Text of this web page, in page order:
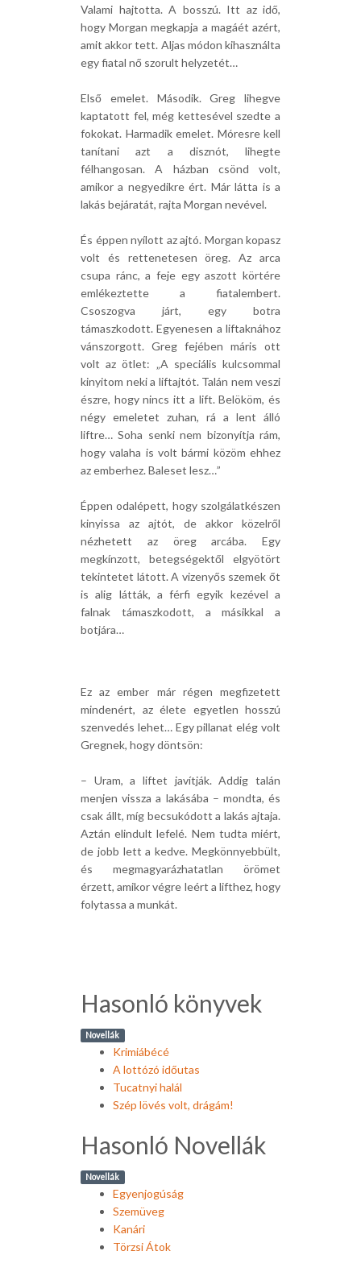
Valami hajtotta. A bosszú. Itt az idő,
hogy Morgan megkapja a magáét azért,
amit akkor tett. Aljas módon kihasználta
egy fiatal nő szorult helyzetét…
Első emelet. Második. Greg lihegve
kaptatott fel, még kettesével szedte a
fokokat. Harmadik emelet. Móresre kell
tanítani azt a disznót, lihegte
félhangosan. A házban csönd volt,
amikor a negyedikre ért. Már látta is a
lakás bejáratát, rajta Morgan nevével.
És éppen nyílott az ajtó. Morgan kopasz
volt és rettenetesen öreg. Az arca
csupa ránc, a feje egy aszott körtére
emlékeztette a fiatalembert.
Csoszogva járt, egy botra
támaszkodott. Egyenesen a liftaknához
vánszorgott. Greg fejében máris ott
volt az ötlet: „A speciális kulcsommal
kinyitom neki a liftajtót. Talán nem veszi
észre, hogy nincs itt a lift. Belököm, és
négy emeletet zuhan, rá a lent álló
liftre… Soha senki nem bizonyítja rám,
hogy valaha is volt bármi közöm ehhez
az emberhez. Baleset lesz…”
Éppen odalépett, hogy szolgálatkészen
kinyissa az ajtót, de akkor közelről
nézhetett az öreg arcába. Egy
megkínzott, betegségektől elgyötört
tekintetet látott. A vizenyős szemek őt
is alig látták, a férfi egyik kezével a
falnak támaszkodott, a másikkal a
botjára…
Ez az ember már régen megfizetett
mindenért, az élete egyetlen hosszú
szenvedés lehet… Egy pillanat elég volt
Gregnek, hogy döntsön:
– Uram, a liftet javítják. Addig talán
menjen vissza a lakásába – mondta, és
csak állt, míg becsukódott a lakás ajtaja.
Aztán elindult lefelé. Nem tudta miért,
de jobb lett a kedve. Megkönnyebbült,
és megmagyarázhatatlan örömet
érzett, amikor végre leért a lifthez, hogy
folytassa a munkát.
Hasonló könyvek
Novellák
Krimiábécé
A lottózó időutas
Tucatnyi halál
Szép lövés volt, drágám!
Hasonló Novellák
Novellák
Egyenjogúság
Szemüveg
Kanári
Törzsi Átok